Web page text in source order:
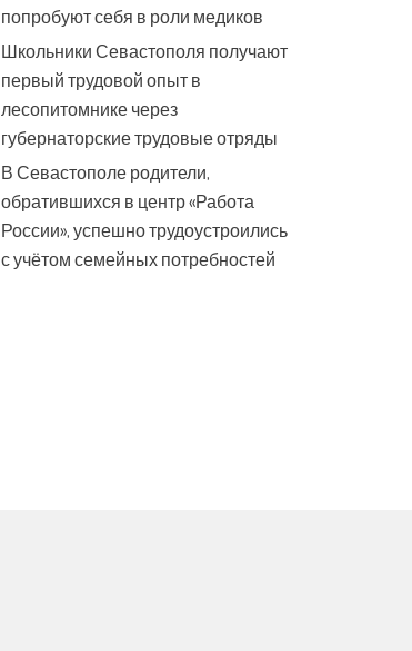
попробуют себя в роли медиков
Школьники Севастополя получают
первый трудовой опыт в
лесопитомнике через
губернаторские трудовые отряды
В Севастополе родители,
обратившихся в центр «Работа
России», успешно трудоустроились
с учётом семейных потребностей